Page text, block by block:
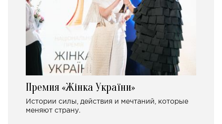
Премия «Жінка України»
Истории силы, действия и мечтаний, которые
меняют страну.